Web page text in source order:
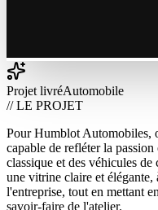
Projet livréAutomobile
// LE PROJET
Pour Humblot Automobiles,
capable de refléter la
classique et des véhicules
une vitrine claire et
l'entreprise, tout en mettant
savoir-faire de l'atelier.